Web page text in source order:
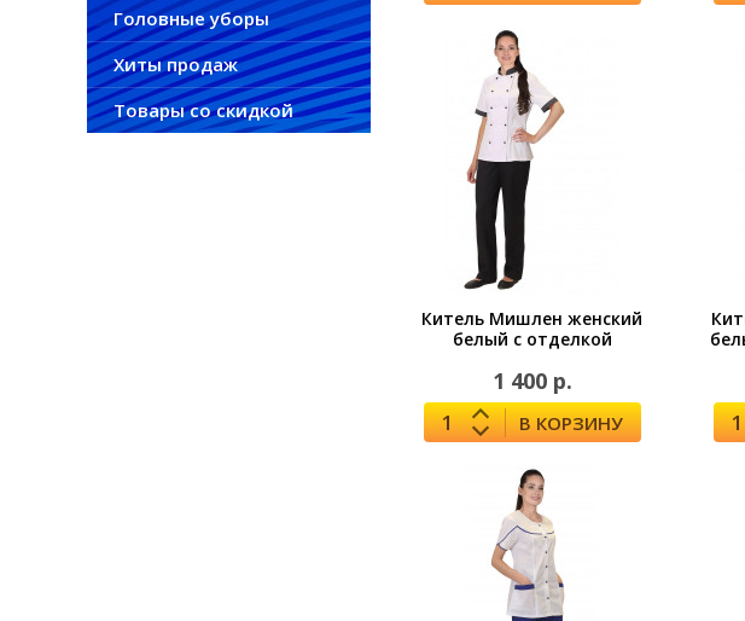
Головные уборы
Хиты продаж
Товары со скидкой
Китель Мишлен женский
белый с отделкой
1 400 р.
В КОРЗИНУ